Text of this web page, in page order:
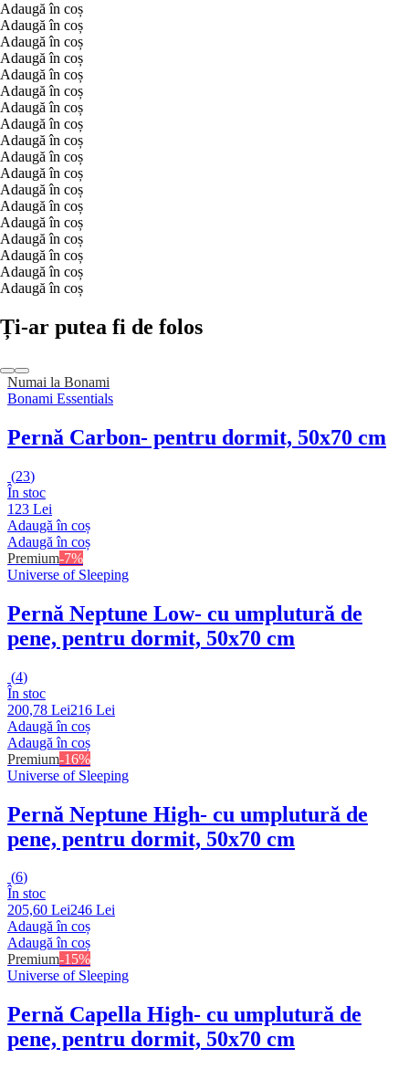
Adaugă în coș
Adaugă în coș
Adaugă în coș
Adaugă în coș
Adaugă în coș
Adaugă în coș
Adaugă în coș
Adaugă în coș
Adaugă în coș
Adaugă în coș
Adaugă în coș
Adaugă în coș
Adaugă în coș
Adaugă în coș
Adaugă în coș
Adaugă în coș
Adaugă în coș
Adaugă în coș
Ți-ar putea fi de folos
Numai la Bonami
Bonami Essentials
Pernă Carbon- pentru dormit, 50x70 cm
(23)
În stoc
123 Lei
Adaugă în coș
Adaugă în coș
Premium-7%
Universe of Sleeping
Pernă Neptune Low- cu umplutură de
pene, pentru dormit, 50x70 cm
(4)
În stoc
200,78 Lei216 Lei
Adaugă în coș
Adaugă în coș
Premium-16%
Universe of Sleeping
Pernă Neptune High- cu umplutură de
pene, pentru dormit, 50x70 cm
(6)
În stoc
205,60 Lei246 Lei
Adaugă în coș
Adaugă în coș
Premium-15%
Universe of Sleeping
Pernă Capella High- cu umplutură de
pene, pentru dormit, 50x70 cm